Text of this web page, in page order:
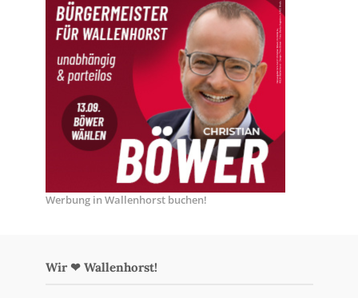
Werbung in Wallenhorst buchen!
Wir ❤ Wallenhorst!